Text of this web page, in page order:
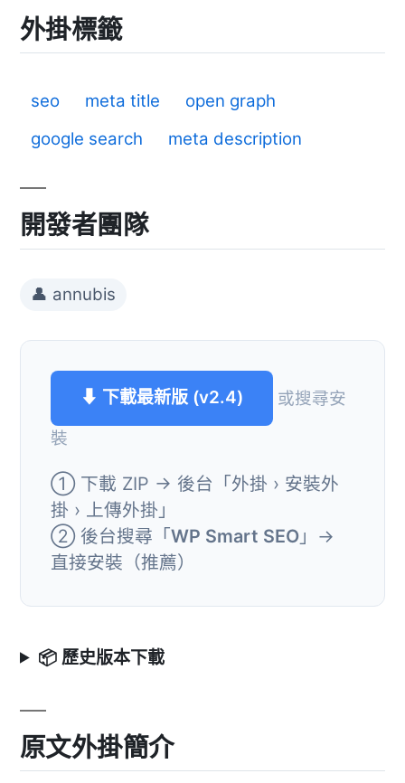
外掛標籤
seo meta title
open graph
google search
meta description
開發者團隊
👤 annubis
⬇ 下載最新版 (v2.4)
或搜尋安
裝
① 下載 ZIP → 後台「外掛 › 安裝外
掛 › 上傳外掛」
② 後台搜尋「WP Smart SEO 」→
直接安裝（推薦）
📦 歷史版本下載
原文外掛簡介